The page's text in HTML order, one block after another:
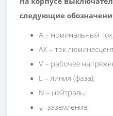
следующие
А – номинальный
АХ – ток
V – рабочее
L – линия (фаза);
N – нейтраль;
⏚- заземление;